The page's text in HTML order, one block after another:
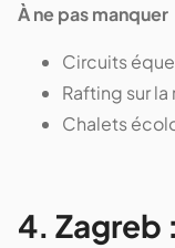
À ne pas manquer
Circuits
Rafting sur la
Chalets
4.